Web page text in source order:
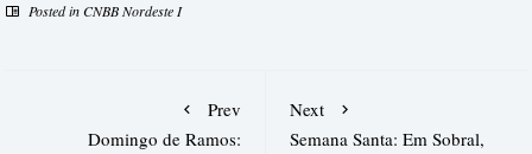
Posted inCNBB Nordeste I
Prev
Domingo de Ramos:
Next
Semana Santa: Em Sobral,